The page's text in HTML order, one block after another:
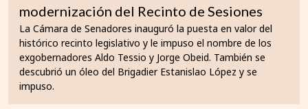
modernización del Recinto de Sesiones
La Cámara de Senadores inauguró la puesta en valor del
histórico recinto legislativo y le impuso el nombre de los
exgobernadores Aldo Tessio y Jorge Obeid. También se
descubrió un óleo del Brigadier Estanislao López y se
impuso.